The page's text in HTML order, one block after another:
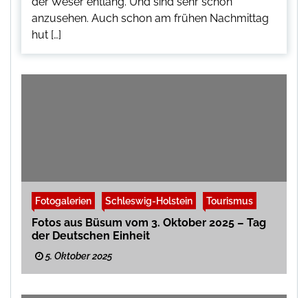
anzusehen. Auch schon am frühen Nachmittag
hut […]
Fotogalerien Schleswig-Holstein Tourismus
Fotos aus Büsum vom 3. Oktober 2025 – Tag
der Deutschen Einheit
5. Oktober 2025